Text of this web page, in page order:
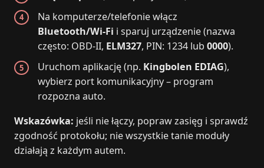
Na komputerze/telefonie włącz
Bluetooth/Wi‑Fi i sparuj urządzenie (nazwa
często: OBD‑II, ELM327, PIN: 1234 lub0000).
Uruchom aplikację (np. Kingbolen EDIAG),
wybierz port komunikacyjny – program
rozpozna auto.
Wskazówka: jeśli nie łączy, popraw zasięg i sprawdź
zgodność protokołu; nie wszystkie tanie moduły
działają z każdym autem.